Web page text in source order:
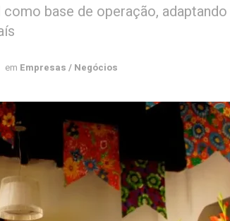
base de operação, adaptando
em Empresas / Negócios